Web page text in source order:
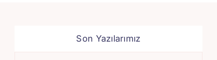
Son Yazılarımız